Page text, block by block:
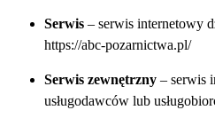
Serwis – serwis internetowy
https://abc-pozarnictwa.pl/
Serwis zewnętrzny – serwis
usługodawców lub